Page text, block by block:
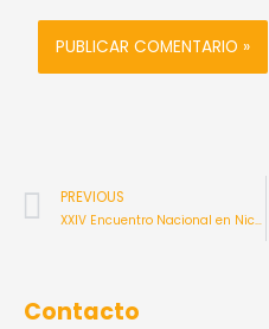
Ant
PREVIOUS
XXIV Encuentro Nacional en Nicaragua
Contacto